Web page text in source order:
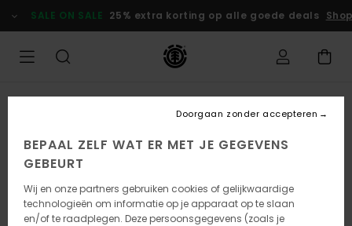
naar
Productinformatie
SALE ON SALE 25% extra korting op alle goede deals
BEPAAL ZELF WAT ER MET JE GEGEVENS
GEBEURT
Wij en onze partners gebruiken cookies of gelijkwaardige
technologieën om informatie op je apparaat op te slaan
en/of te raadplegen. Deze persoonsgegevens (zoals je
Doorgaan zonder accepteren